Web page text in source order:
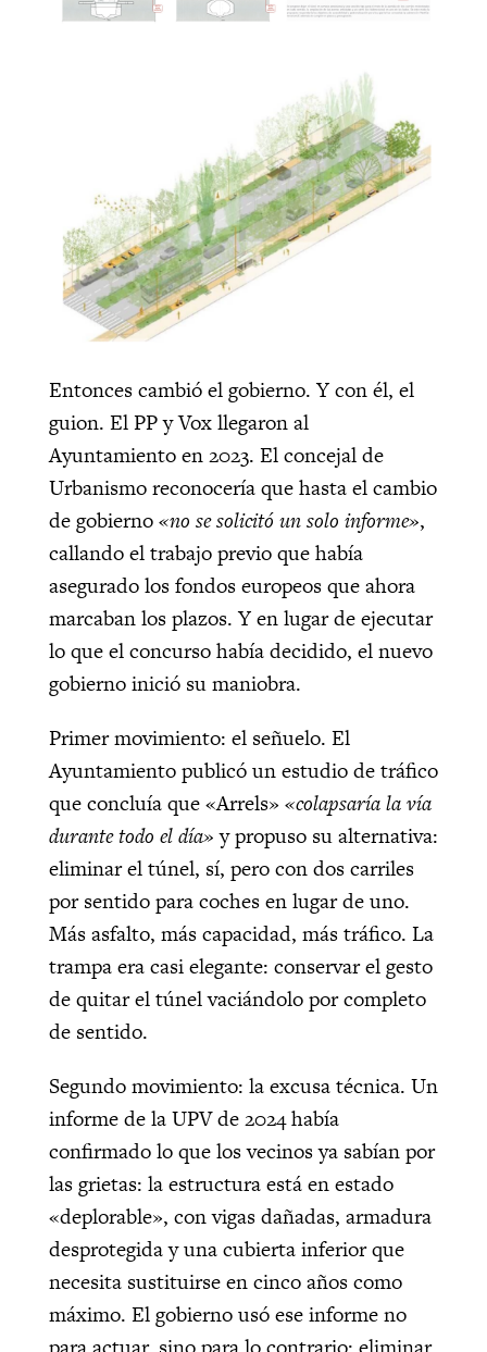
Entonces cambió el gobierno. Y con él, el
guion. El PP y Vox llegaron al
Ayuntamiento en 2023. El concejal de
Urbanismo reconocería que hasta el cambio
de gobierno«no se solicitó un solo informe»,
callando el trabajo previo que había
asegurado los fondos europeos que ahora
marcaban los plazos. Y en lugar de ejecutar
lo que el concurso había decidido, el nuevo
gobierno inició su maniobra.
Primer movimiento: el señuelo. El
Ayuntamiento publicó un estudio de tráfico
que concluía que «Arrels» «colapsaría la vía
durante todo el día»y propuso su alternativa:
eliminar el túnel, sí, pero con dos carriles
por sentido para coches en lugar de uno.
Más asfalto, más capacidad, más tráfico. La
trampa era casi elegante: conservar el gesto
de quitar el túnel vaciándolo por completo
de sentido.
Segundo movimiento: la excusa técnica. Un
informe de la UPV de 2024 había
confirmado lo que los vecinos ya sabían por
las grietas: la estructura está en estado
«deplorable», con vigas dañadas, armadura
desprotegida y una cubierta inferior que
necesita sustituirse en cinco años como
máximo. El gobierno usó ese informe no